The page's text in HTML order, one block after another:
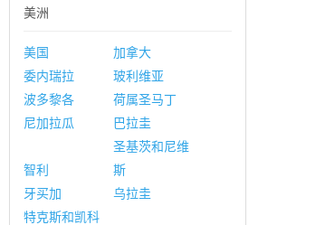
美洲
美国
加拿大
委内瑞拉
玻利维亚
波多黎各
荷属圣马丁
尼加拉瓜
巴拉圭
智利
圣基茨和尼维
斯
牙买加
乌拉圭
特克斯和凯科